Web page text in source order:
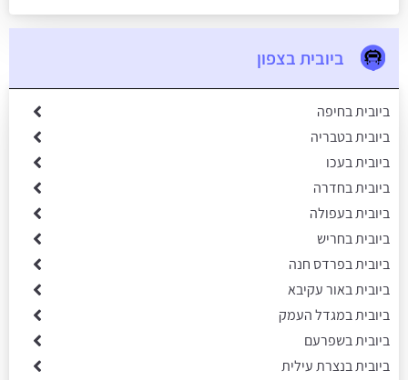
ביובית בצפון
ביובית בחיפה
ביובית בטבריה
ביובית בעכו
ביובית בחדרה
ביובית בעפולה
ביובית בחריש
ביובית בפרדס חנה
ביובית באור עקיבא
ביובית במגדל העמק
ביובית בשפרעם
ביובית בנצרת עילית